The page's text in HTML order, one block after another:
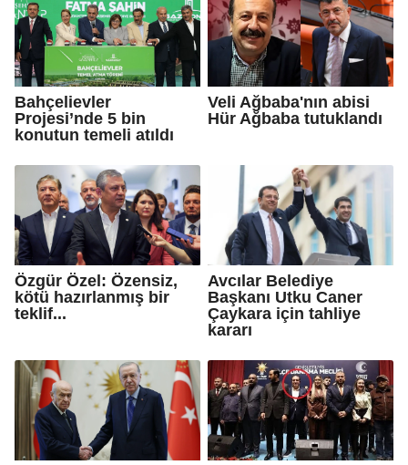
Bahçelievler
Projesi’nde 5 bin
konutun temeli atıldı
Veli Ağbaba'nın abisi
Hür Ağbaba tutuklandı
Özgür Özel: Özensiz,
kötü hazırlanmış bir
teklif...
Avcılar Belediye
Başkanı Utku Caner
Çaykara için tahliye
kararı